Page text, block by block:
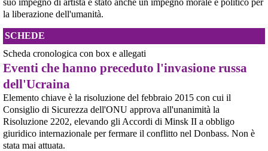
Uniti, il cui coinvolgimento nel genocidio del Sudan è oggetto di indagine da
parte dell'ONU (vedere appendice).Ciò che emer
[News] Caccia di sesta generazione GCAP, c'è una finestra di opportunità per
fermarlo
Ecco le scadenze e i punti deboli del programma militare GCAPA pochi
giorni da una scadenza cruciale per il programma GCAP (Global Combat Air
Programme), il costosissimo caccia di sesta generazione promosso da
Italia, Regno Unito e Giappone, si apre una finestra di opportunità per il
movimento
[News] Armi nucleari ad Aviano, cosa ha deciso oggi il GIP
Il Giudice per le Indagini Preliminari del Tribunale di Pordenone ha deciso di
riservarsi sulla richiesta di opposizione all’archiviazione presentata da un
gruppo di cittadini e associazioni riguardo alla presenza di armi nucleari
statunitensi nella base USAF di Aviano. L’attesa decisi
[News] Parte in Finlandia la manifestazione contro il riarmo europeo
suo impegno di artista è stato anche un impegno morale e politico per
la liberazione dell'umanità.
SCHEDE
Scheda cronologica con box e allegati
Eventi che hanno preceduto l'invasione russa
dell'Ucraina
Elemento chiave è la risoluzione del febbraio 2015 con cui il
Consiglio di Sicurezza dell'ONU approva all'unanimità la
Risoluzione 2202, elevando gli Accordi di Minsk II a obbligo
giuridico internazionale per fermare il conflitto nel Donbass. Non è
stata mai attuata.